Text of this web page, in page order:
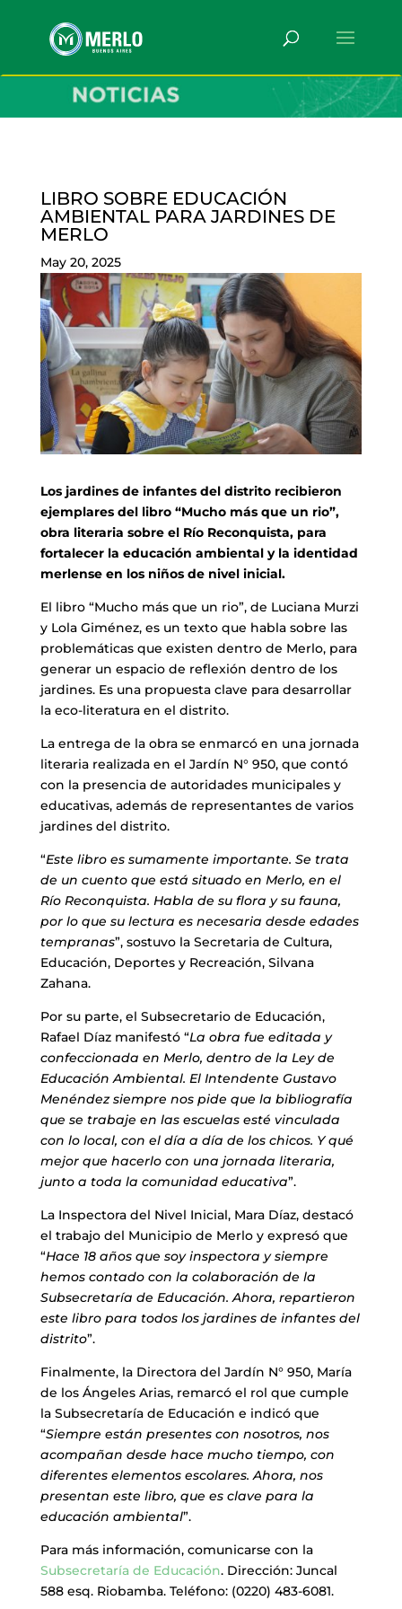
LIBRO SOBRE EDUCACIÓN
AMBIENTAL PARA JARDINES DE
MERLO
May 20, 2025
Los jardines de infantes del distrito recibieron
ejemplares del libro “Mucho más que un rio”,
obra literaria sobre el Río Reconquista, para
fortalecer la educación ambiental y la identidad
merlense en los niños de nivel inicial.
El libro “Mucho más que un rio”, de Luciana Murzi
y Lola Giménez, es un texto que habla sobre las
problemáticas que existen dentro de Merlo, para
generar un espacio de reflexión dentro de los
jardines. Es una propuesta clave para desarrollar
la eco-literatura en el distrito.
La entrega de la obra se enmarcó en una jornada
literaria realizada en el Jardín N° 950, que contó
con la presencia de autoridades municipales y
educativas, además de representantes de varios
jardines del distrito.
“Este libro es sumamente importante. Se trata
de un cuento que está situado en Merlo, en el
Río Reconquista. Habla de su flora y su fauna,
por lo que su lectura es necesaria desde edades
tempranas”, sostuvo la Secretaria de Cultura,
Educación, Deportes y Recreación, Silvana
Zahana.
Por su parte, el Subsecretario de Educación,
Rafael Díaz manifestó “La obra fue editada y
confeccionada en Merlo, dentro de la Ley de
Educación Ambiental. El Intendente Gustavo
Menéndez siempre nos pide que la bibliografía
que se trabaje en las escuelas esté vinculada
con lo local, con el día a día de los chicos. Y qué
mejor que hacerlo con una jornada literaria,
junto a toda la comunidad educativa”.
La Inspectora del Nivel Inicial, Mara Díaz, destacó
el trabajo del Municipio de Merlo y expresó que
“Hace 18 años que soy inspectora y siempre
hemos contado con la colaboración de la
Subsecretaría de Educación. Ahora, repartieron
este libro para todos los jardines de infantes del
distrito”.
Finalmente, la Directora del Jardín N° 950, María
de los Ángeles Arias, remarcó el rol que cumple
la Subsecretaría de Educación e indicó que
“Siempre están presentes con nosotros, nos
acompañan desde hace mucho tiempo, con
diferentes elementos escolares. Ahora, nos
presentan este libro, que es clave para la
educación ambiental”.
Para más información, comunicarse con la
Subsecretaría de Educación. Dirección: Juncal
588 esq. Riobamba. Teléfono: (0220) 483-6081.